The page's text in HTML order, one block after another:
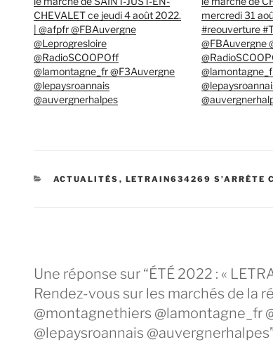
CHEVALET ce jeudi 4 août 2022.
| @afpfr @FBAuvergne
@Leprogresloire
@RadioSCOOPOff
@lamontagne_fr @F3Auvergne
@lepaysroannais
@auvergnerhalpes
mercredi 31
#reouverture
@FBAuvergne
CATÉGORIES
ACTUALITÉS , LETRAIN634269 S’ARRÊTE
Une réponse sur “ÉTÉ 2022 : «
Rendez-vous sur les marchés de la
@montagnethiers @lamontagne_fr
@lepaysroannais